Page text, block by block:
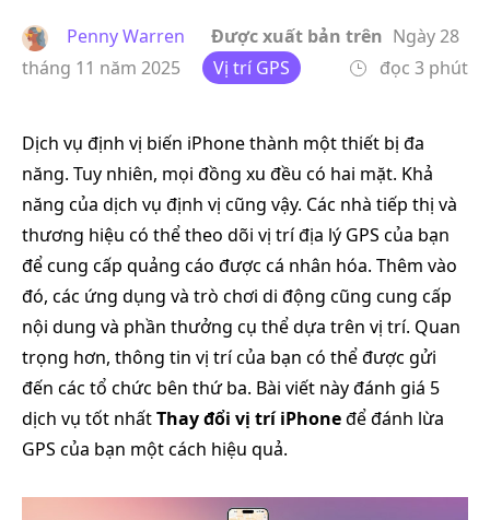
Penny Warren Được xuất bản trên Ngày 28
tháng 11 năm 2025
Vị trí GPS đọc 3 phút
Dịch vụ định vị biến iPhone thành một thiết bị đa
năng. Tuy nhiên, mọi đồng xu đều có hai mặt. Khả
năng của dịch vụ định vị cũng vậy. Các nhà tiếp thị và
thương hiệu có thể theo dõi vị trí địa lý GPS của bạn
để cung cấp quảng cáo được cá nhân hóa. Thêm vào
đó, các ứng dụng và trò chơi di động cũng cung cấp
nội dung và phần thưởng cụ thể dựa trên vị trí. Quan
trọng hơn, thông tin vị trí của bạn có thể được gửi
đến các tổ chức bên thứ ba. Bài viết này đánh giá 5
dịch vụ tốt nhấtThay đổi vị trí iPhoneđể đánh lừa
GPS của bạn một cách hiệu quả.